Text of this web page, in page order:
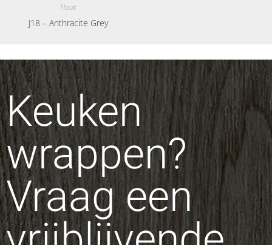
Hout
J18 – Anthracite Grey
Keuken
wrappen?
Vraag een